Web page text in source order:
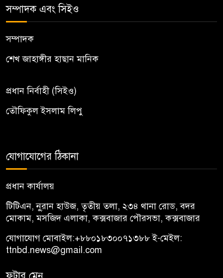
সম্পাদক এবং সিইও
সম্পাদক
শেখ জাহাঙ্গীর হাছান মানিক
প্রধান নির্বাহী (সিইও)
তৌফিকুল ইসলাম লিপু
যোগাযোগের ঠিকানা
প্রধান কার্যালয়
টিটিএন, নু্রান হাউজ, তৃতীয় তলা, ২৩৪ থানা রোড, বদর
মোকাম, মসজিদ এলাকা, কক্সবাজার পৌরসভা, কক্সবাজার
যোগাযোগ মোবাইল:+৮৮০১৮৩০০৭১৩৮৮ই-মেইল:
ttnbd.news@gmail.com